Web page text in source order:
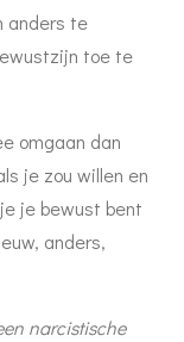
anders te
toe te
omgaan dan
je zou willen en
je bewust bent
anders,
narcistische